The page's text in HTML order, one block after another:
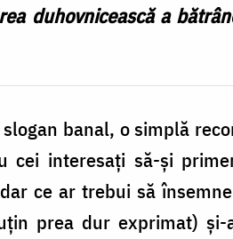
duhovnicească a
banal, o simplă
interesați să-și
ce ar trebui să
prea dur exprimat)